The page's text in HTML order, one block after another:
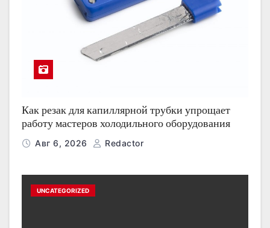
Как резак для капиллярной трубки упрощает
работу мастеров холодильного оборудования
Авг 6, 2026 Redactor
UNCATEGORIZED